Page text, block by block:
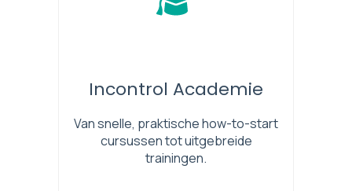
Incontrol Academie
Van snelle, praktische how-to-start
cursussen tot uitgebreide
trainingen.